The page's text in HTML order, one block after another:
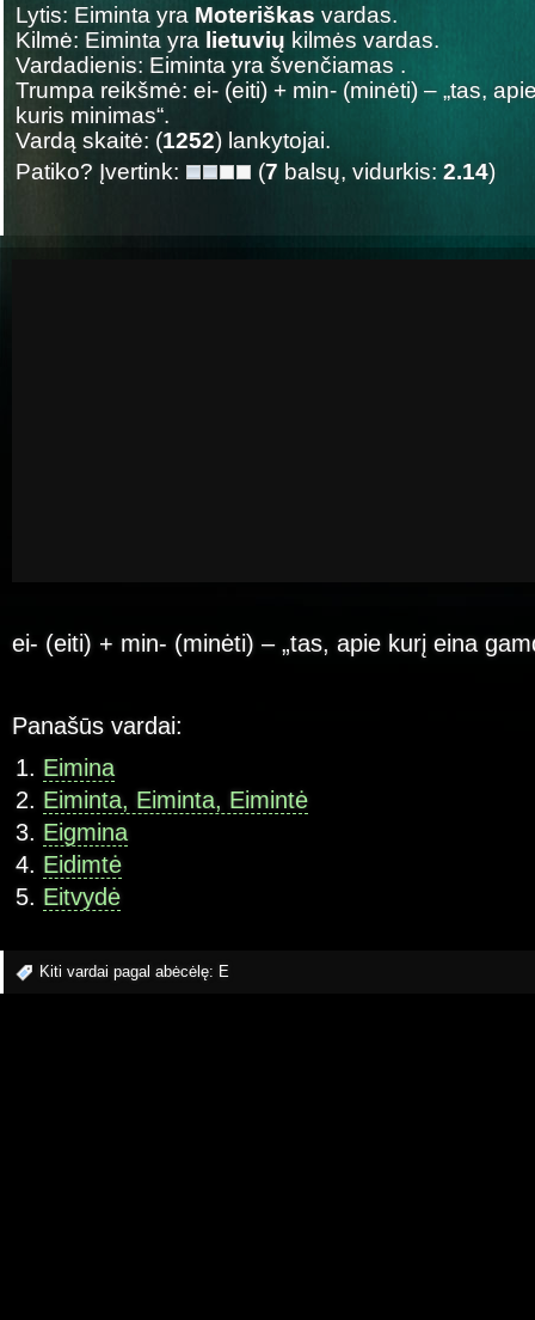
Lytis: Eiminta yra Moteriškas vardas.
Kilmė: Eiminta yra lietuvių kilmės vardas.
Vardadienis: Eiminta yra švenčiamas .
Trumpa reikšmė: ei- (eiti) + min- (minėti) – „tas,
kuris minimas“.
Vardą skaitė: (1252) lankytojai.
Patiko? Įvertink:
(7 balsų, vidurkis: 2.14)
ei- (eiti) + min- (minėti) – „tas, apie kurį eina
Panašūs vardai:
Eimina
Eiminta, Eiminta, Eimintė
Eigmina
Eidimtė
Eitvydė
Kiti vardai pagal abėcėlę: E